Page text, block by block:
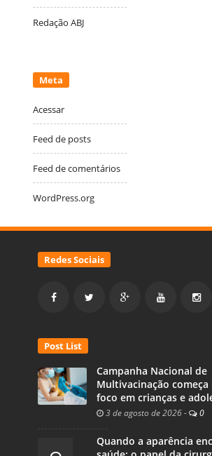
Redação ABJ
Meta
Acessar
Feed de posts
Feed de comentários
WordPress.org
Redes Sociais
Post List
Campanha Nacional de
Multivacinação começa
foco em crianças e
3 de agosto de 2026 - 0
Quando a aparência